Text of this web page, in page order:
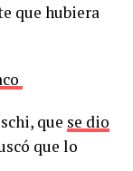
que hubiera
que se dio
que lo